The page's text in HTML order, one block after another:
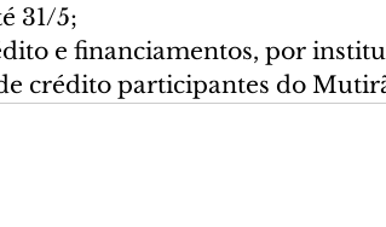
31/5;
e financiamentos, por
crédito participantes do